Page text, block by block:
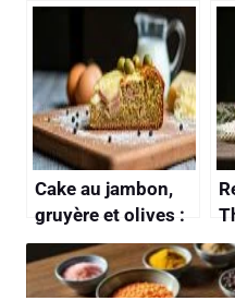
rapide et
Cake au jambon,
gruyère et olives :
recette savoureuse